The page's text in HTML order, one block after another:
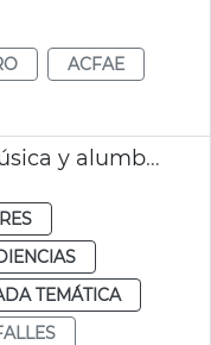
ACFAE
Subvenciones bandas música y alumbrado calles Fallas València
TEMÁTICA